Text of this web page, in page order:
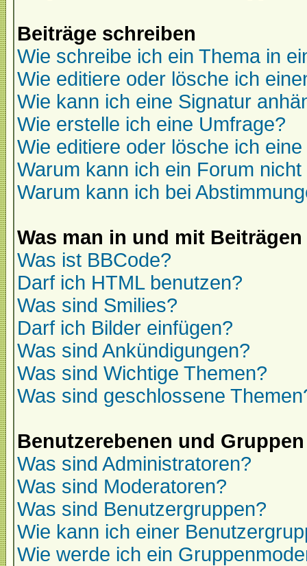
Beiträge schreiben
Wie schreibe ich ein Thema in
Wie editiere oder lösche ich
Wie kann ich eine Signatur
Wie erstelle ich eine Umfrage?
Wie editiere oder lösche ich
Warum kann ich ein Forum
Warum kann ich bei
Was man in und mit
Was ist BBCode?
Darf ich HTML benutzen?
Was sind Smilies?
Darf ich Bilder einfügen?
Was sind Ankündigungen?
Was sind Wichtige Themen?
Was sind geschlossene
Benutzerebenen und Gruppen
Was sind Administratoren?
Was sind Moderatoren?
Was sind Benutzergruppen?
Wie kann ich einer
Wie werde ich ein